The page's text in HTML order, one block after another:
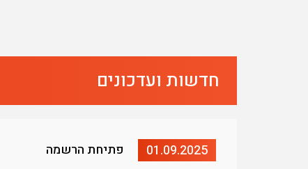
חדשות ועדכונים
01.09.2025 פתיחת הרשמה